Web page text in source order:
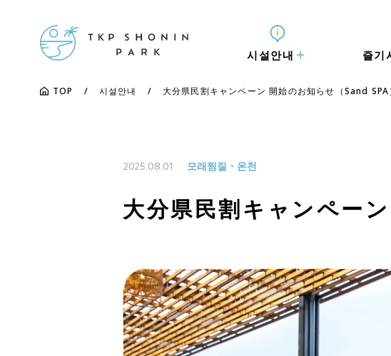
시설안내 즐기
TOP 시설안내 大分県民割キャンペーン 開始のお知らせ（Sand SPA
2025.08.01 모래찜질・온천
大分県民割キャンペー